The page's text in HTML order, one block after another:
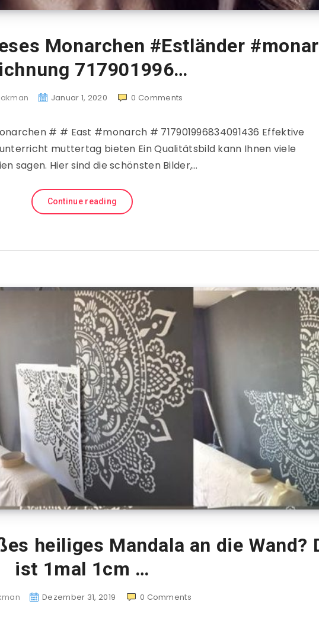
Monarchen #Estländer
717901996…
akman Januar 1, 2020 0 Comments
# # East #monarch # 717901996834091436 Effektive
muttertag bieten Ein Qualitätsbild kann Ihnen viele
sagen. Hier sind die schönsten Bilder,…
Continue reading
heiliges Mandala an die Wand?
ist 1mal 1cm …
Dezember 31, 2019 0 Comments